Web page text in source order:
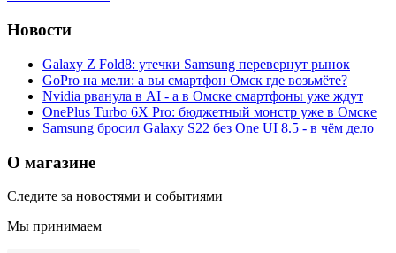
Новости
Galaxy Z Fold8: утечки Samsung перевернут рынок
GoPro на мели: а вы смартфон Омск где возьмёте?
Nvidia рванула в AI - а в Омске смартфоны уже ждут
OnePlus Turbo 6X Pro: бюджетный монстр уже в Омске
Samsung бросил Galaxy S22 без One UI 8.5 - в чём дело
О магазине
Следите за новостями и событиями
Мы принимаем